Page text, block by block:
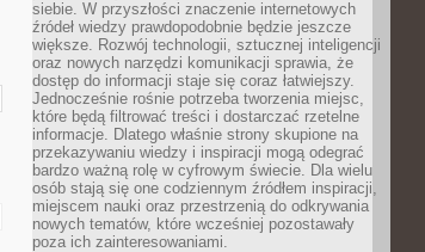
siebie. W przyszłości znaczenie internetowych
źródeł wiedzy prawdopodobnie będzie jeszcze
większe. Rozwój technologii, sztucznej inteligencji
oraz nowych narzędzi komunikacji sprawia, że
dostęp do informacji staje się coraz łatwiejszy.
Jednocześnie rośnie potrzeba tworzenia miejsc,
które będą filtrować treści i dostarczać rzetelne
informacje. Dlatego właśnie strony skupione na
przekazywaniu wiedzy i inspiracji mogą odegrać
bardzo ważną rolę w cyfrowym świecie. Dla wielu
osób stają się one codziennym źródłem inspiracji,
miejscem nauki oraz przestrzenią do odkrywania
nowych tematów, które wcześniej pozostawały
poza ich zainteresowaniami.